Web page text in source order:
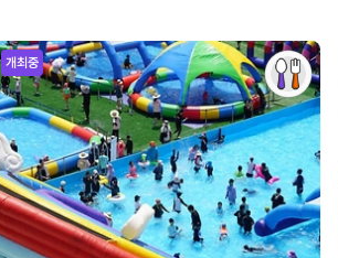
개최중